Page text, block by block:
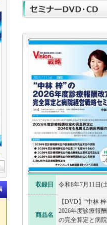
収録日 令和8年7月11日(
商品名
【DVD】“中林
2026年度診療報
の完全算定と病